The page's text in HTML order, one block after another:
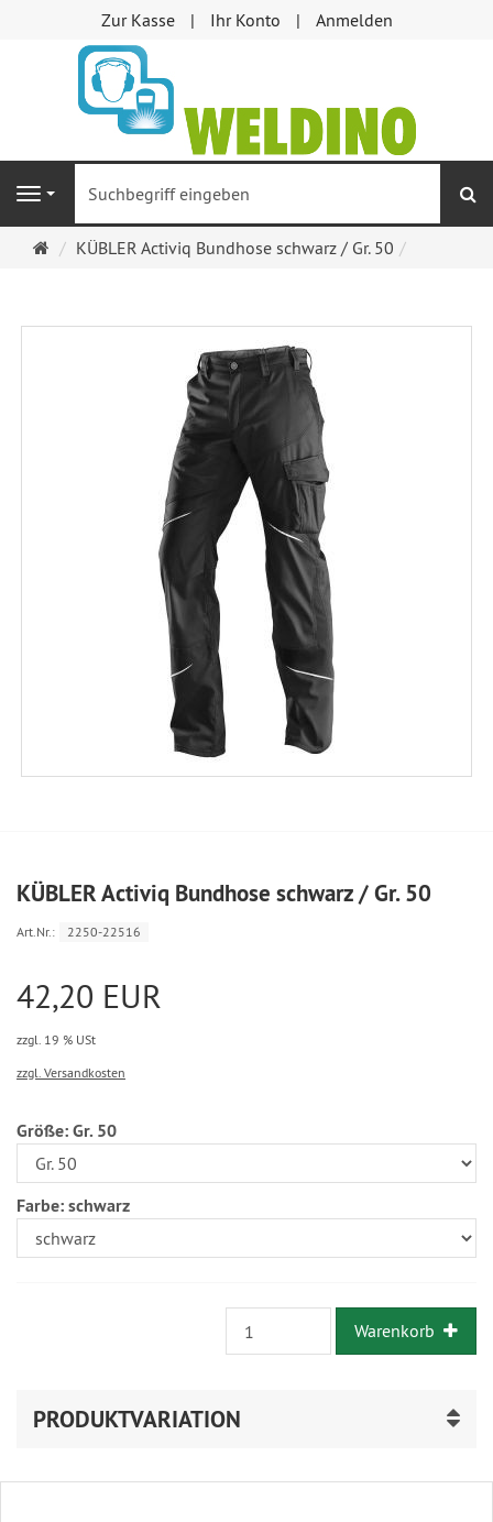
Zur Kasse Ihr Konto Anmelden
Navigation
Startseite
KÜBLER Activiq Bundhose schwarz / Gr. 50
KÜBLER Activiq Bundhose schwarz / Gr. 50
Art.Nr.: 2250-22516
42,20 EUR
zzgl. 19 % USt
zzgl. Versandkosten
Größe:Gr. 50
Farbe:schwarz
Warenkorb
PRODUKTVARIATION